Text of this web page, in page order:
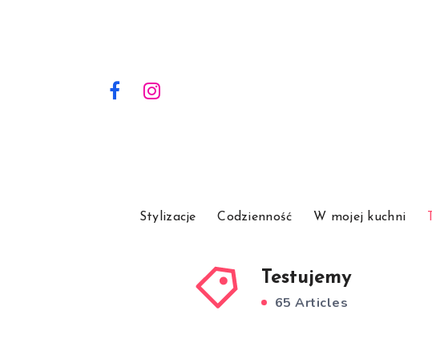
Stylizacje Codzienność W mojej kuchni
Testujemy
65 Articles